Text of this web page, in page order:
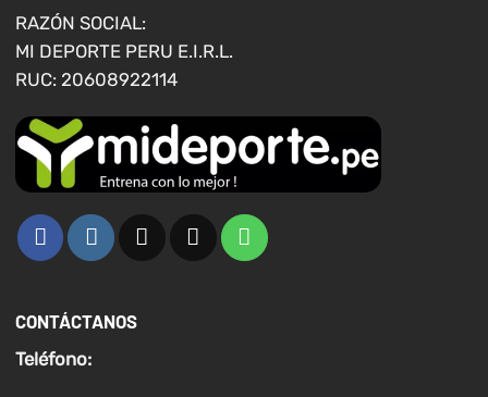
página
de
producto
RAZÓN SOCIAL:
MI DEPORTE PERU E.I.R.L.
RUC: 20608922114
CONTÁCTANOS
Teléfono: